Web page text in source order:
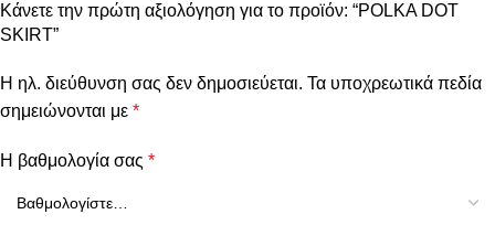
Κάνετε την πρώτη αξιολόγηση για το προϊόν: “POLKA DOT
SKIRT”
Η ηλ. διεύθυνση σας δεν δημοσιεύεται. Τα υποχρεωτικά πεδία
σημειώνονται με *
Η βαθμολογία σας *